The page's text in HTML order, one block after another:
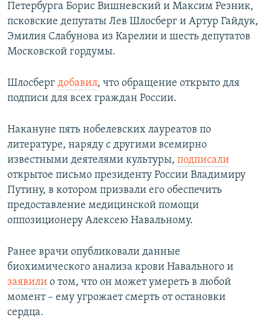
Петербурга Борис Вишневский и Максим Резник,
псковские депутаты Лев Шлосберг и Артур Гайдук,
Эмилия Слабунова из Карелии и шесть депутатов
Московской гордумы.
Шлосберг добавил, что обращение открыто для
подписи для всех граждан России.
Накануне пять нобелевских лауреатов по
литературе, наряду с другими всемирно
известными деятелями культуры, подписали
открытое письмо президенту России Владимиру
Путину, в котором призвали его обеспечить
предоставление медицинской помощи
оппозиционеру Алексею Навальному.
Ранее врачи опубликовали данные
биохимического анализа крови Навального и
заявили о том, что он может умереть в любой
момент – ему угрожает смерть от остановки
сердца.